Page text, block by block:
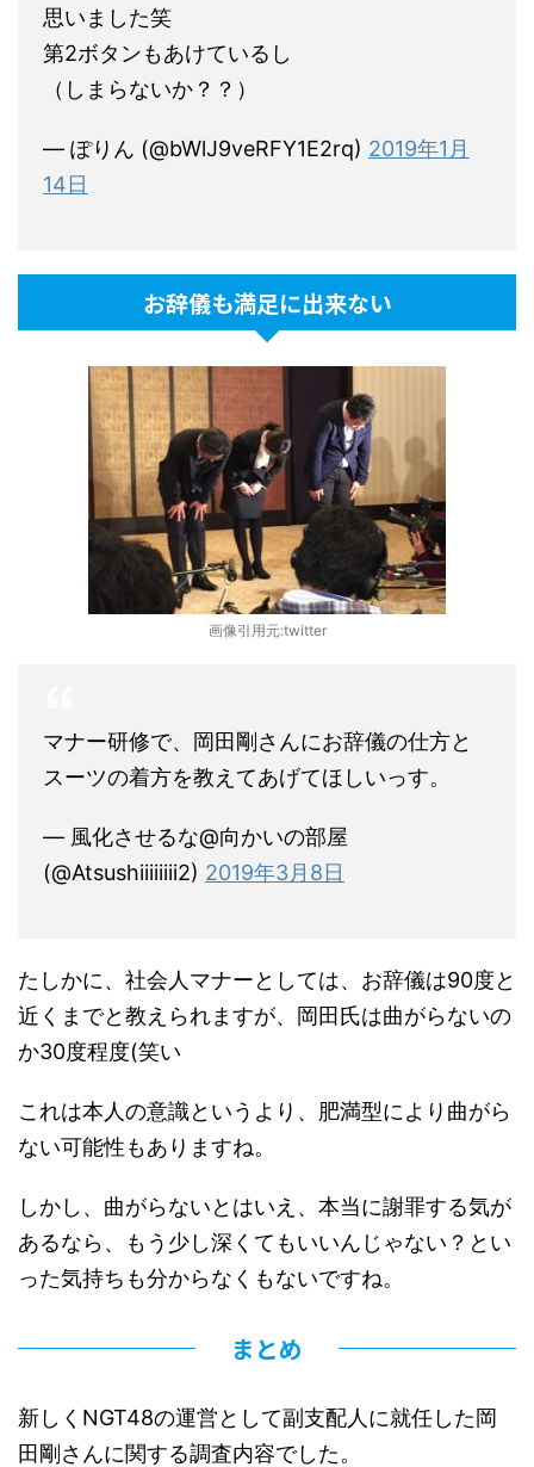
思いました笑
第2ボタンもあけているし
（しまらないか？？）
— ぽりん (@bWlJ9veRFY1E2rq) 2019年1月
14日
お辞儀も満足に出来ない
画像引用元:twitter
マナー研修で、岡田剛さんにお辞儀の仕方と
スーツの着方を教えてあげてほしいっす。
— 風化させるな@向かいの部屋
(@Atsushiiiiiiii2) 2019年3月8日
たしかに、社会人マナーとしては、お辞儀は90度と
近くまでと教えられますが、岡田氏は曲がらないの
か30度程度(笑い
これは本人の意識というより、肥満型により曲がら
ない可能性もありますね。
しかし、曲がらないとはいえ、本当に謝罪する気が
あるなら、もう少し深くてもいいんじゃない？とい
った気持ちも分からなくもないですね。
まとめ
新しくNGT48の運営として副支配人に就任した岡
田剛さんに関する調査内容でした。